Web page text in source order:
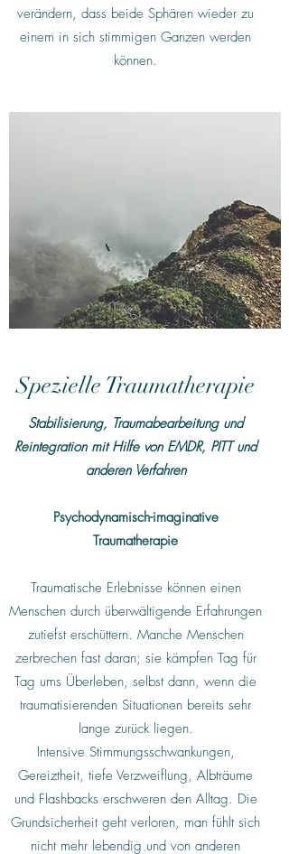
verändern, dass beide Sphären wieder zu
einem in sich stimmigen Ganzen werden
können.
Spezielle Traumatherapie
Stabilisierung, Traumabearbeitung und
Reintegration mit Hilfe von EMDR, PITT und
anderen Verfahren
Psychodynamisch-imaginative
Traumatherapie
Traumatische Erlebnisse können einen
Menschen durch überwältigende Erfahrungen
zutiefst erschüttern. Manche Menschen
zerbrechen fast daran; sie kämpfen Tag für
Tag ums Überleben, selbst dann, wenn die
traumatisierenden Situationen bereits sehr
lange zurück liegen.
Intensive Stimmungsschwankungen,
Gereiztheit, tiefe Verzweiflung, Albträume
und Flashbacks erschweren den Alltag. Die
Grundsicherheit geht verloren, man fühlt sich
nicht mehr lebendig und von anderen